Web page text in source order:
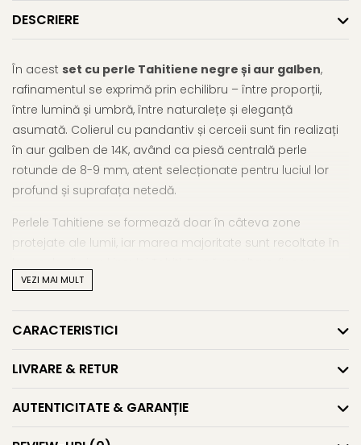
DESCRIERE
În acest set cu perle Tahitiene negre și aur galben,
rafinamentul se exprimă prin echilibru – între proporții,
între lumină și umbră, între naturalețe și eleganță
asumată. Colierul cu pandantiv și cerceii sunt fin realizați
în aur galben de 14K, având ca piesă centrală perle
rotunde de 8-9 mm, atent selecționate pentru luciul lor
profund și suprafața netedă.
Perlele Tahitiene se formează doar în câteva zone
protejate ale lumii, iar marea majoritate sunt recoltate în
perlă trece printr-un proces oficial de evaluare care
etapă esențială în validarea autenticității.
cu perle naturale negre de apă sărată
Perlele sunt încadrate discret, lăsând spațiu pentru ca
frumusețea lor să respire, iar tu să strălucești natural.
VEZI MAI MULT
CARACTERISTICI
LIVRARE & RETUR
AUTENTICITATE & GARANȚIE